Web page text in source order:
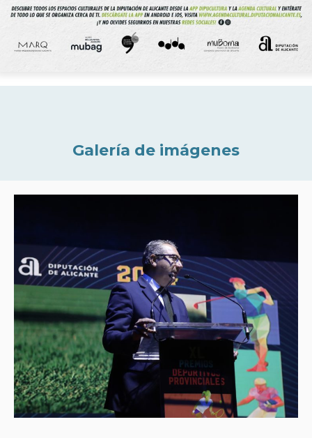
Galería de imágenes